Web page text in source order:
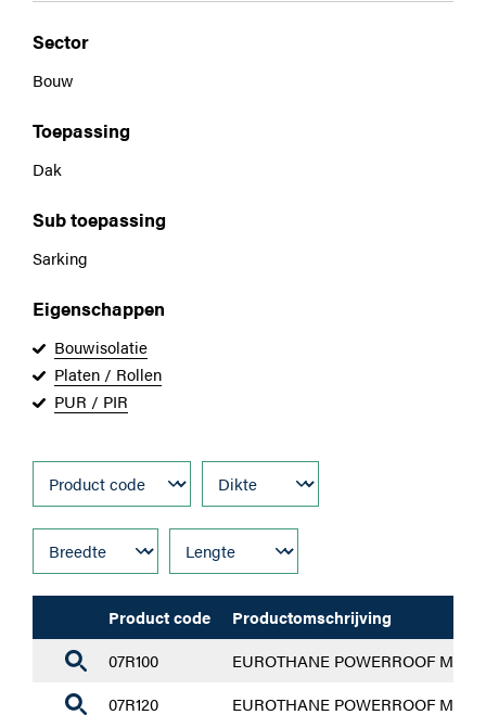
Sector
Bouw
Toepassing
Dak
Sub toepassing
Sarking
Eigenschappen
Bouwisolatie
Platen / Rollen
PUR / PIR
Product code
Productomschrijving
07R100
EUROTHANE POWERROOF MAX
07R120
EUROTHANE POWERROOF MAX